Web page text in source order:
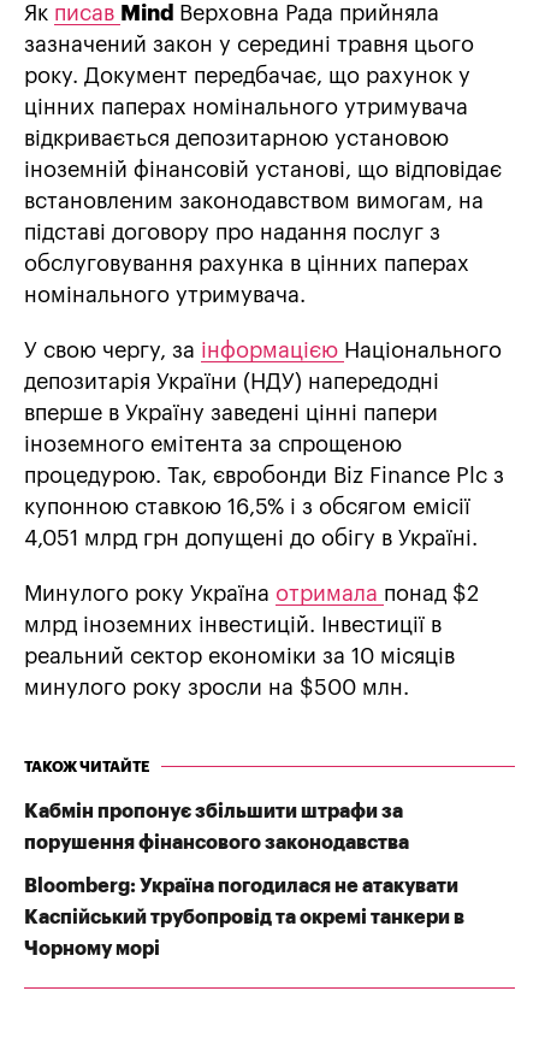
Як писав Mind
Верховна Рада прийняла
зазначений закон у середині травня цього
року. Документ передбачає, що рахунок у
цінних паперах номінального утримувача
відкривається депозитарною установою
іноземній фінансовій установі, що відповідає
встановленим законодавством вимогам, на
підставі договору про надання послуг з
обслуговування рахунка в цінних паперах
номінального утримувача.
У свою чергу, за інформацією Національного
депозитарія України (НДУ) напередодні
вперше в Україну заведені цінні папери
іноземного емітента за спрощеною
процедурою. Так, євробонди Biz Finance Plc з
купонною ставкою 16,5% і з обсягом емісії
4,051 млрд грн допущені до обігу в Україні.
Минулого року Україна отримала понад $2
млрд іноземних інвестицій. Інвестиції в
реальний сектор економіки за 10 місяців
минулого року зросли на $500 млн.
ТАКОЖ ЧИТАЙТЕ
Кабмін пропонує збільшити штрафи за
порушення фінансового законодавства
Bloomberg: Україна погодилася не атакувати
Каспійський трубопровід та окремі танкери в
Чорному морі